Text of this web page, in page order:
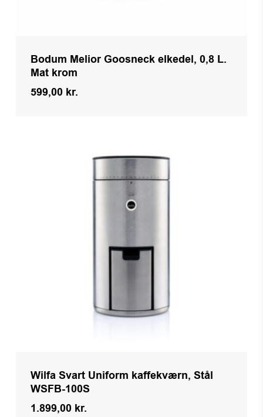
Bodum Melior Goosneck elkedel, 0,8 L.
Mat krom
599,00 kr.
Wilfa Svart Uniform kaffekværn, Stål
WSFB-100S
1.899,00 kr.